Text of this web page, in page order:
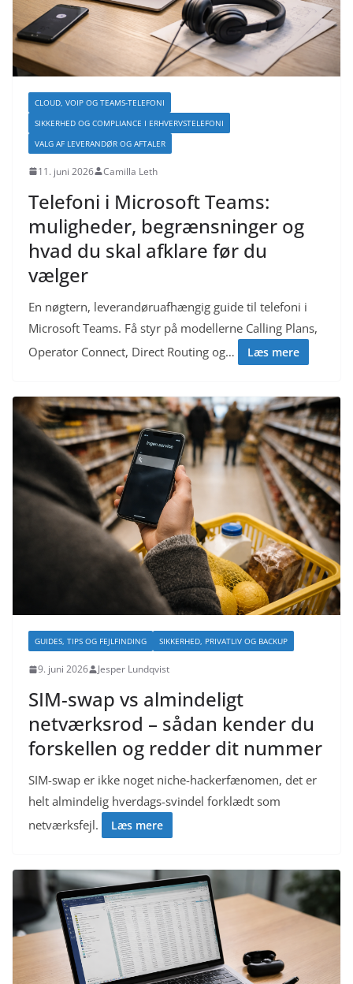
CLOUD, VOIP OG TEAMS-TELEFONI
SIKKERHED OG COMPLIANCE I ERHVERVSTELEFONI
VALG AF LEVERANDØR OG AFTALER
11. juni 2026 Camilla Leth
Telefoni i Microsoft Teams:
muligheder, begrænsninger og
hvad du skal afklare før du
vælger
En nøgtern, leverandøruafhængig guide til telefoni i
Microsoft Teams. Få styr på modellerne Calling Plans,
Operator Connect, Direct Routing og…
Læs mere
GUIDES, TIPS OG FEJLFINDING SIKKERHED, PRIVATLIV OG BACKUP
9. juni 2026 Jesper Lundqvist
SIM-swap vs almindeligt
netværksrod – sådan kender du
forskellen og redder dit nummer
SIM-swap er ikke noget niche-hackerfænomen, det er
helt almindelig hverdags-svindel forklædt som
netværksfejl.
Læs mere